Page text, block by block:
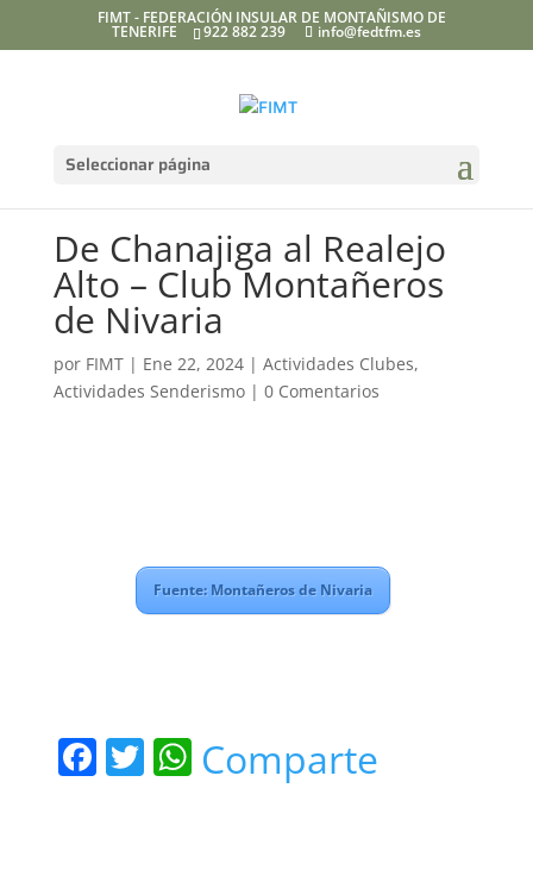
FIMT - FEDERACIÓN INSULAR DE MONTAÑISMO DE
TENERIFE 922 882 239 info@fedtfm.es
Seleccionar página
De Chanajiga al Realejo
Alto – Club Montañeros
de Nivaria
por FIMT| Ene 22, 2024| Actividades Clubes,
Actividades Senderismo| 0 Comentarios
Fuente: Montañeros de Nivaria
F T W
Comparte